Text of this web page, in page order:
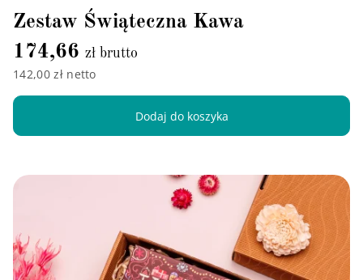
Zestaw Świąteczna Kawa
174,66 zł brutto
142,00 zł netto
Dodaj do koszyka